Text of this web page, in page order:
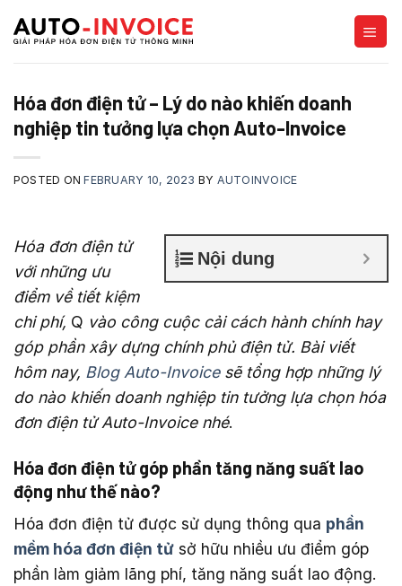
to
Hóa đơn điện tử – Lý do nào khiến doanh
nghiệp tin tưởng lựa chọn Auto-Invoice
POSTED ONFEBRUARY 10, 2023 BY AUTOINVOICE
Nội dung
Hóa đơn điện tử
với những ưu
điểm về tiết kiệm
chi phí, Q vào công cuộc cải cách hành chính hay
góp phần xây dựng chính phủ điện tử. Bài viết
hôm nay, Blog Auto-Invoicesẽ tổng hợp những lý
do nào khiến doanh nghiệp tin tưởng lựa chọn hóa
đơn điện tử Auto-Invoice nhé.
Hóa đơn điện tử góp phần tăng năng suất lao
động như thế nào?
Hóa đơn điện tử được sử dụng thông qua phần
mềm hóa đơn điện tử sở hữu nhiều ưu điểm góp
phần làm giảm lãng phí, tăng năng suất lao động.